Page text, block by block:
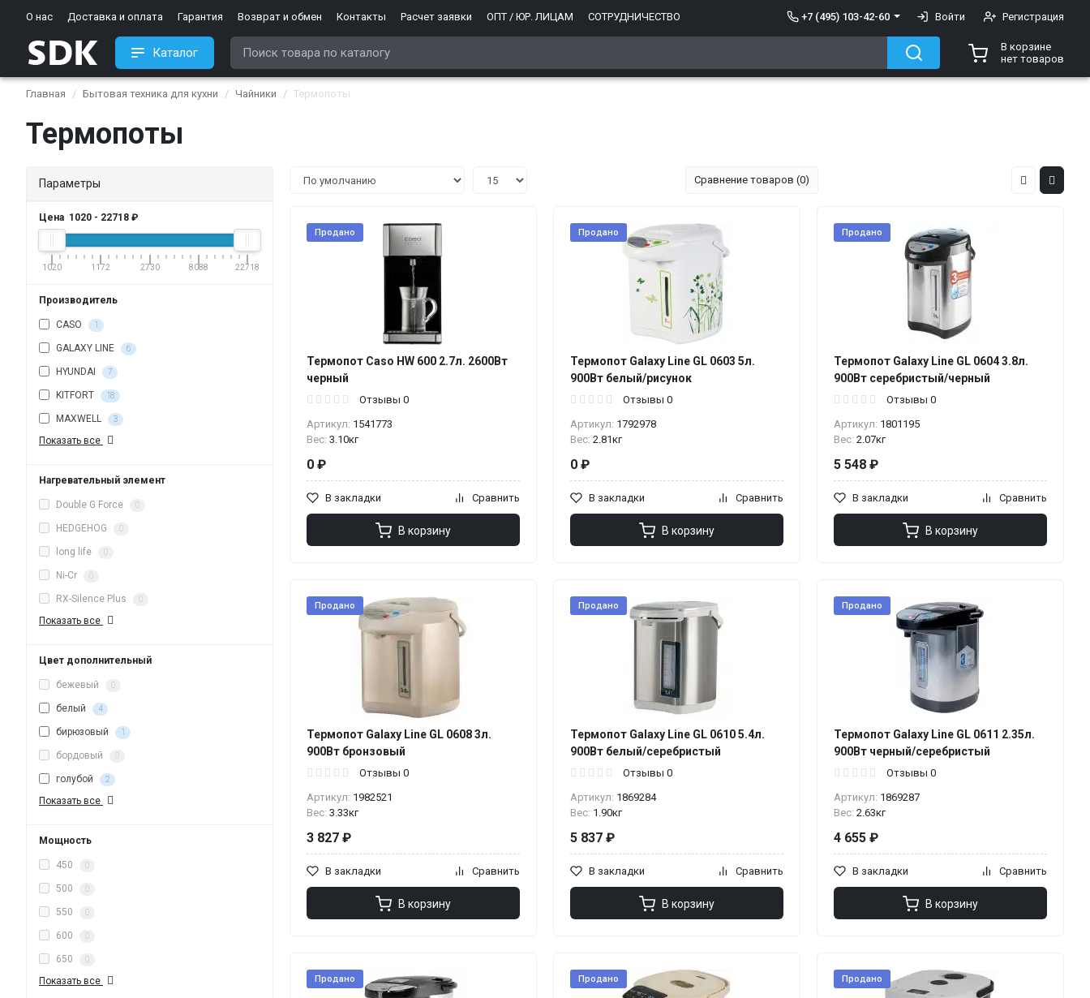
О нас Доставка и оплата Гарантия Возврат и обмен Контакты Расчет заявки ОПТ / ЮР. ЛИЦАМ СОТРУДНИЧЕСТВО +7 (495) 103-42-60 Войти Регистрация
Каталог
В корзине
нет товаров
Главная Бытовая техника для кухни Чайники Термопоты
Термопоты
Параметры
Цена 1020 - 22718 ₽
1020 1172 2730 8088 22718
Производитель
CASO 1
GALAXY LINE 6
HYUNDAI 7
KITFORT 18
MAXWELL 3
Показать все
Нагревательный элемент
Double G Force 0
HEDGEHOG 0
long life 0
Ni-Cr 0
RX-Silence Plus 0
Показать все
Цвет дополнительный
бежевый 0
белый 4
бирюзовый 1
бордовый 0
голубой 2
Показать все
Мощность
450 0
500 0
550 0
600 0
650 0
Показать все
Сравнение товаров (0)
Продано
Термопот Caso HW 600 2.7л. 2600Вт
черный
Отзывы 0
Артикул: 1541773
Вес: 3.10кг
0 ₽
В закладки Сравнить
В корзину
Продано
Термопот Galaxy Line GL 0603 5л.
900Вт белый/рисунок
Отзывы 0
Артикул: 1792978
Вес: 2.81кг
0 ₽
В закладки Сравнить
В корзину
Продано
Термопот Galaxy Line GL 0604 3.8л.
900Вт серебристый/черный
Отзывы 0
Артикул: 1801195
Вес: 2.07кг
5 548 ₽
В закладки Сравнить
В корзину
Продано
Термопот Galaxy Line GL 0608 3л.
900Вт бронзовый
Отзывы 0
Артикул: 1982521
Вес: 3.33кг
3 827 ₽
В закладки Сравнить
В корзину
Продано
Термопот Galaxy Line GL 0610 5.4л.
900Вт белый/серебристый
Отзывы 0
Артикул: 1869284
Вес: 1.90кг
5 837 ₽
В закладки Сравнить
В корзину
Продано
Термопот Galaxy Line GL 0611 2.35л.
900Вт черный/серебристый
Отзывы 0
Артикул: 1869287
Вес: 2.63кг
4 655 ₽
В закладки Сравнить
В корзину
Продано Продано Продано